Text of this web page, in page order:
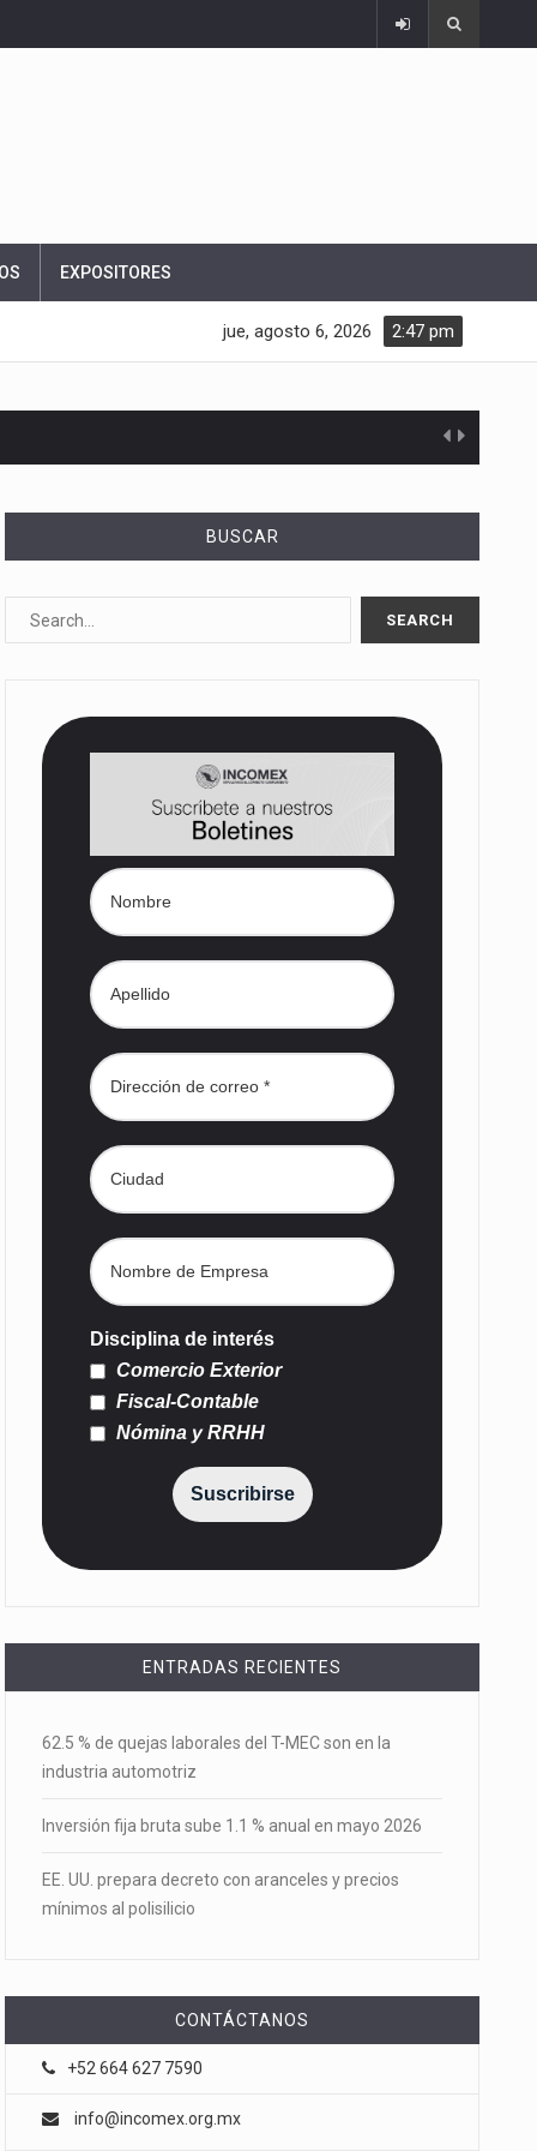
EXPOSITORES
2:47 pm
jue, agosto 6, 2026
de dólares…
BUSCAR
Disciplina de interés
Comercio Exterior
Fiscal-Contable
Nómina y RRHH
Suscribirse
ENTRADAS RECIENTES
62.5 % de quejas laborales del T-MEC son en la
industria automotriz
Inversión fija bruta sube 1.1 % anual en mayo 2026
EE. UU. prepara decreto con aranceles y precios
mínimos al polisilicio
CONTÁCTANOS
+52 664 627 7590
info@incomex.org.mx